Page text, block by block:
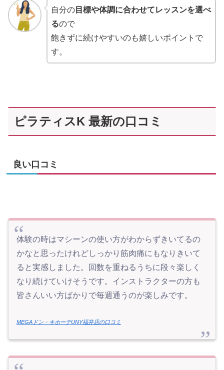
自分の目標や体調に合わせてレッスンを選べ
るので
飽きずに続けやすいのも嬉しいポイントで
す。
ピラティスK 最新の口コミ
良い口コミ
体験の時はマシーンの使い方がわからずきいてるの
かなと思ったけれどしっかり筋肉痛にもなりきいて
ると実感しました。回数を重ねるうちに段々楽しく
なり続けていけそうです。インストラクターの方も
皆さんいい方ばかりで毎週通うのが楽しみです。
MEGAドン・キホーテUNY福井店の口コミ